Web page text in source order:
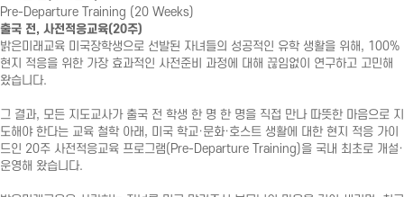
Pre-Departure Training (20 Weeks)
출국 전, 사전적응교육(20주)
밝은미래교육 미국장학생으로 선발된 자녀들의 성공적인 유학 생활을 위해, 100%
현지 적응을 위한 가장 효과적인 사전준비 과정에 대해 끊임없이 연구하고 고민해
왔습니다.
그 결과, 모든 지도교사가 출국 전 학생 한 명 한 명을 직접 만나 따뜻한 마음으로 지
도해야 한다는 교육 철학 아래, 미국 학교·문화·호스트 생활에 대한 현지 적응 가이
드인 20주 사전적응교육 프로그램(Pre-Departure Training)을 국내 최초로 개설·
운영해 왔습니다.